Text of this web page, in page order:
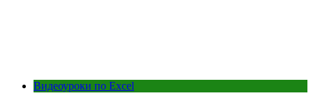
Видеоуроки по Excel